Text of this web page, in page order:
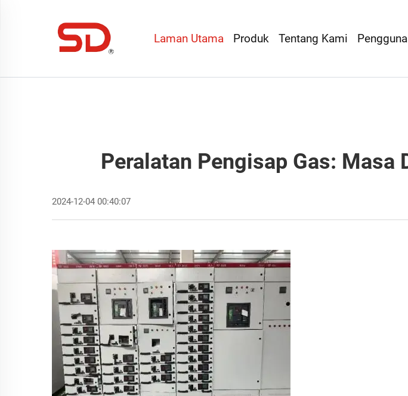
Laman Utama Produk Tentang Kami
Peralatan Pengisap Gas: Masa
2024-12-04 00:40:07